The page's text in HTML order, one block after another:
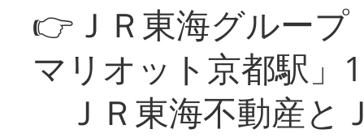
👉ＪＲ東海グルー
マリオット京都駅」
ＪＲ東海不動産と